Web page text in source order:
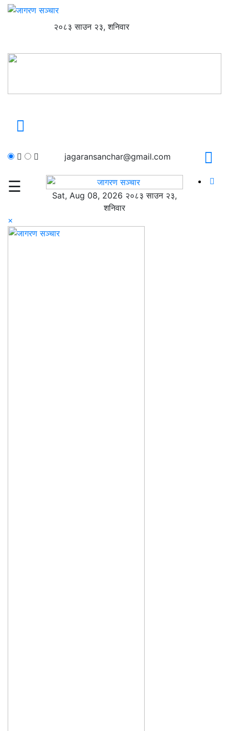
२०८३ साउन २३, शनिवार
jagaransanchar@gmail.com
☰
Sat, Aug 08, 2026 २०८३ साउन २३,
शनिवार
×